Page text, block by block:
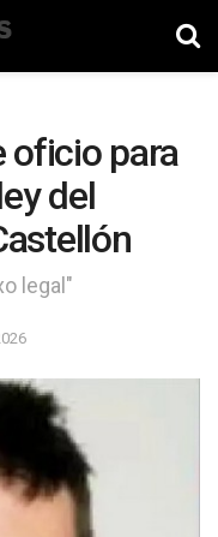
oficio para
del
legal"